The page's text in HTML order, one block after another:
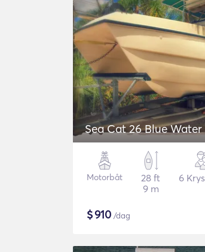
Sea Cat 26 Blue Water
Motorbåt
28 ft
9 m
6
$910 /dag